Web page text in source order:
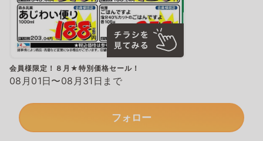
会員様限定！８月★特別価格セール！
08月01日〜08月31日まで
フォロー